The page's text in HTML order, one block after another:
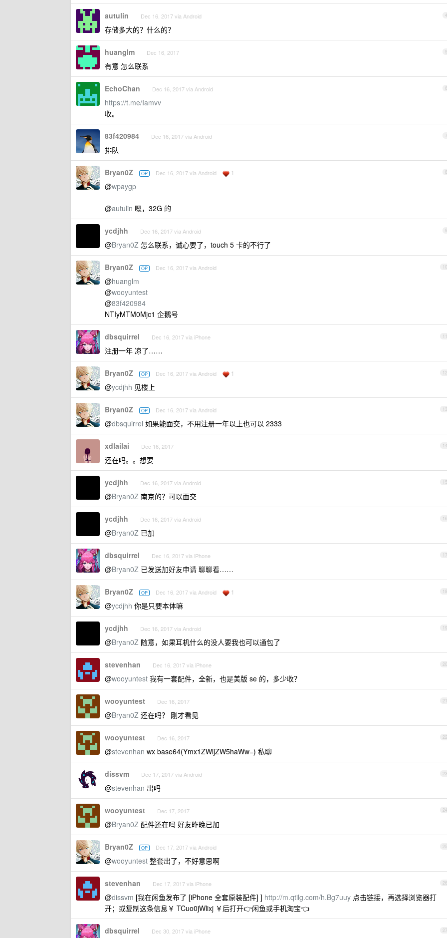
4
autulin Dec 16, 2017 via Android
存储多大的？什么的？
5
huanglm Dec 16, 2017
有意 怎么联系
6
EchoChan Dec 16, 2017 via Android
https://t.me/Iamvv
收。
7
83f420984 Dec 16, 2017 via Android
排队
8
Bryan0Z OP Dec 16, 2017 via Android 1
@wpaygp
@autulin 嗯，32G 的
9
ycdjhh Dec 16, 2017 via Android
@Bryan0Z 怎么联系，诚心要了，touch 5 卡的不行了
10
Bryan0Z OP Dec 16, 2017 via Android
@huanglm
@wooyuntest
@83f420984
NTIyMTM0Mjc1 企鹅号
11
dbsquirrel Dec 16, 2017 via iPhone
注册一年 凉了……
12
Bryan0Z OP Dec 16, 2017 via Android 1
@ycdjhh 见楼上
13
Bryan0Z OP Dec 16, 2017 via Android
@dbsquirrel 如果能面交，不用注册一年以上也可以 2333
14
xdlailai Dec 16, 2017
还在吗。。想要
15
ycdjhh Dec 16, 2017 via Android
@Bryan0Z 南京的？可以面交
16
ycdjhh Dec 16, 2017 via Android
@Bryan0Z 已加
17
dbsquirrel Dec 16, 2017 via iPhone
@Bryan0Z 已发送加好友申请 聊聊看……
18
Bryan0Z OP Dec 16, 2017 via Android 1
@ycdjhh 你是只要本体嘛
19
ycdjhh Dec 16, 2017 via Android
@Bryan0Z 随意，如果耳机什么的没人要我也可以通包了
20
stevenhan Dec 16, 2017 via iPhone
@wooyuntest 我有一套配件，全新，也是美版 se 的，多少收？
21
wooyuntest Dec 16, 2017
@Bryan0Z 还在吗？ 刚才看见
22
wooyuntest Dec 16, 2017
@stevenhan wx base64(Ymx1ZWljZW5haWw=) 私聊
23
dissvm Dec 17, 2017 via Android
@stevenhan 出吗
24
wooyuntest Dec 17, 2017
@Bryan0Z 配件还在吗 好友昨晚已加
25
Bryan0Z OP Dec 17, 2017 via Android
@wooyuntest 整套出了，不好意思啊
26
stevenhan Dec 17, 2017 via iPhone
@dissvm [我在闲鱼发布了 [iPhone 全套原装配件] ] http://m.qtilg.com/h.Bg7uuy 点击链接，再选择浏览器打
开；或复制这条信息￥ TCuo0jWlixj ￥后打开👉闲鱼或手机淘宝👈
27
dbsquirrel Dec 30, 2017 via iPhone